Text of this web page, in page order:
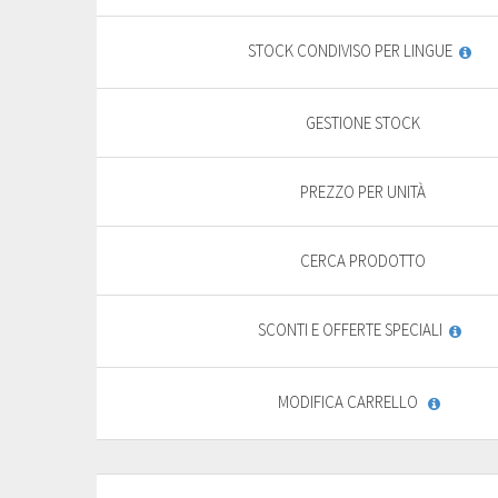
PURCHASE
STOCK CONDIVISO PER LINGUE
GESTIONE STOCK
PREZZO PER UNITÀ
CERCA PRODOTTO
SCONTI E OFFERTE SPECIALI
MODIFICA CARRELLO